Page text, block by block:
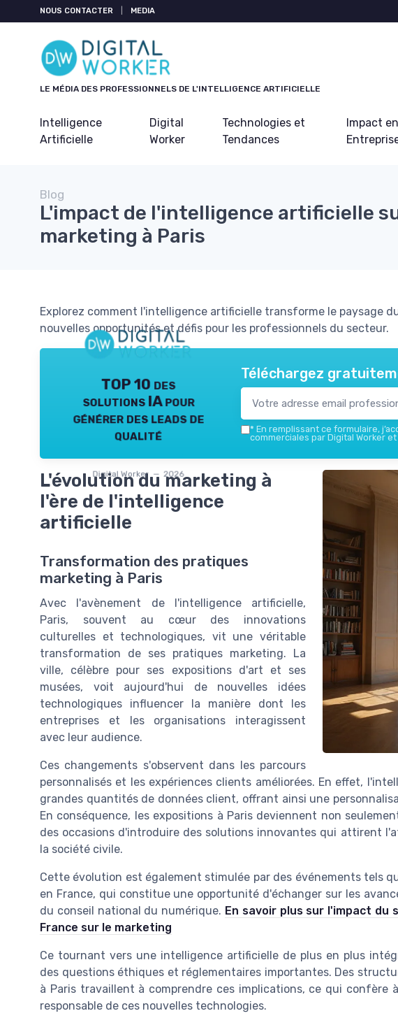
NOUS CONTACTER MEDIA
LE MÉDIA DES PROFESSIONNELS DE L'INTELLIGENCE ARTIFICIELLE
Intelligence
Artificielle
Digital
Worker
Technologies et
Tendances
Impact en
Blog
L'impact de l'intelligence artificielle
marketing à Paris
Explorez comment l'intelligence artificielle transforme le paysage
nouvelles opportunités et défis pour les professionnels du secteur.
TOP 10 des
solutions IA pour
générer des leads de
qualité
Digital Worker — 2026
Téléchargez
* En remplissant ce formulaire,
commerciales par Digital Worker
L'évolution du marketing à
l'ère de l'intelligence
artificielle
Transformation des pratiques
marketing à Paris
Avec l'avènement de l'intelligence artificielle,
Paris, souvent au cœur des innovations
culturelles et technologiques, vit une véritable
transformation de ses pratiques marketing. La
ville, célèbre pour ses expositions d'art et ses
musées, voit aujourd'hui de nouvelles idées
technologiques influencer la manière dont les
entreprises et les organisations interagissent
avec leur audience.
Ces changements s'observent dans les parcours
personnalisés et les expériences clients améliorées. En effet,
grandes quantités de données client, offrant ainsi une
En conséquence, les expositions à Paris deviennent non
des occasions d'introduire des solutions innovantes qui attirent
la société civile.
Cette évolution est également stimulée par des événements tels
en France, qui constitue une opportunité d'échanger sur les
du conseil national du numérique. En savoir plus sur l'impact du
France sur le marketing
Ce tournant vers une intelligence artificielle de plus en plus
des questions éthiques et réglementaires importantes. Des
à Paris travaillent à comprendre ces implications, ce qui confère
responsable de ces nouvelles technologies.
Panneau de gestion des cookies